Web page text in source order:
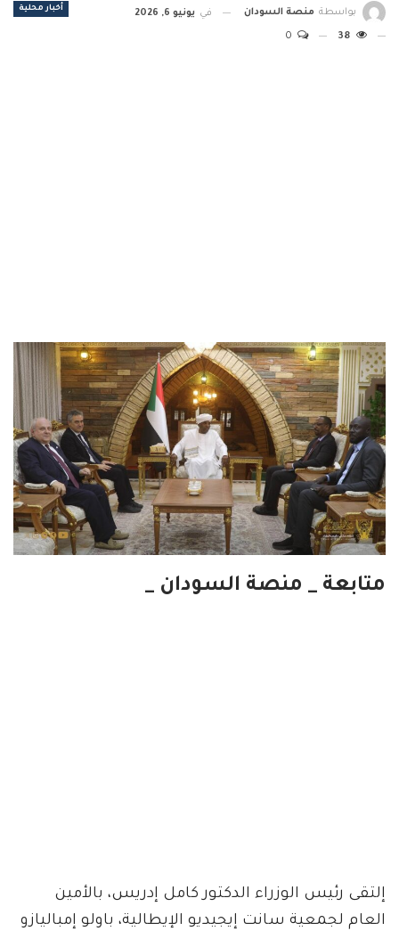
أخبار محلية بواسطة منصة السودان في يونيو 6, 2026
38
متابعة _ منصة السودان _
إلتقى رئيس الوزراء الدكتور كامل إدريس، بالأمين
العام لجمعية سانت إيجيديو الإيطالية، باولو إمباليازو